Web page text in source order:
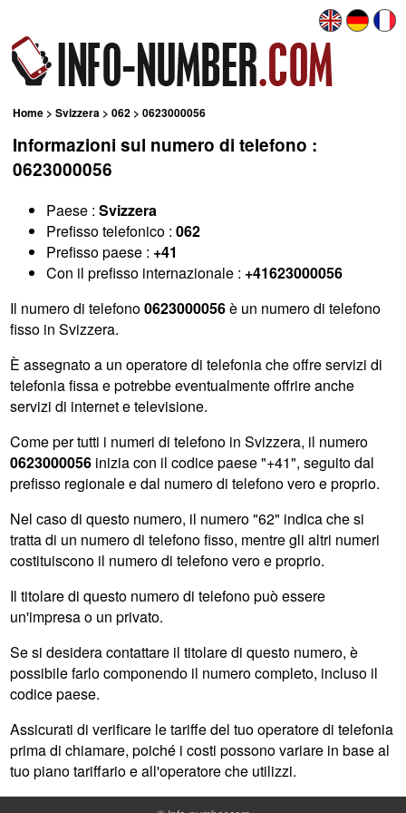
Home >Svizzera >062 > 0623000056
Informazioni sul numero di telefono :
0623000056
Paese :Svizzera
Prefisso telefonico :062
Prefisso paese : +41
Con il prefisso internazionale : +41623000056
Il numero di telefono0623000056è un numero di telefono
fisso in Svizzera.
È assegnato a un operatore di telefonia che offre servizi di
telefonia fissa e potrebbe eventualmente offrire anche
servizi di internet e televisione.
Come per tutti i numeri di telefono in Svizzera, il numero
0623000056 inizia con il codice paese "+41", seguito dal
prefisso regionale e dal numero di telefono vero e proprio.
Nel caso di questo numero, il numero "62" indica che si
tratta di un numero di telefono fisso, mentre gli altri numeri
costituiscono il numero di telefono vero e proprio.
Il titolare di questo numero di telefono può essere
un'impresa o un privato.
Se si desidera contattare il titolare di questo numero, è
possibile farlo componendo il numero completo, incluso il
codice paese.
Assicurati di verificare le tariffe del tuo operatore di telefonia
prima di chiamare, poiché i costi possono variare in base al
tuo piano tariffario e all'operatore che utilizzi.